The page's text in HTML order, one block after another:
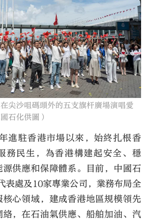
尖沙咀碼頭外的五支旗杆廣場演唱愛
石化供圖）
進駐香港市場以來，始終扎根香
務民生，為香港構建起安全、穩
供應和保障體系。目前，中國石
表處及10家專業公司，業務布局全
心領域，建成香港地區規模領先
，在石油氣供應、船舶加油、汽